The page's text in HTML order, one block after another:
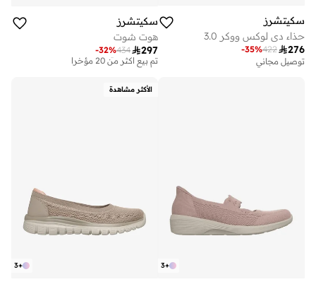
سكيتشرز
حذاء دي لوكس ووكر 3.0
276
422
-35%
توصيل مجاني
سكيتشرز
هوت شوت
297
434
-32%
توصيل مجاني
تم بيع أكثر من 20 مؤخرا
+
3
الأكثر مشاهدة
+
3